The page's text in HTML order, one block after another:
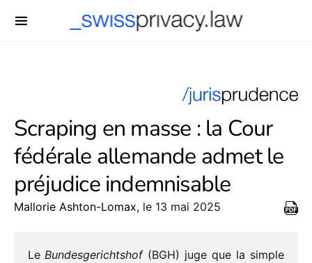
Scraping en masse : la Cour
fédérale allemande admet le
préjudice indemnisable
Mallorie Ashton-Lomax, le 13 mai 2025
Le Bundesgerichtshof(BGH) juge que la simple